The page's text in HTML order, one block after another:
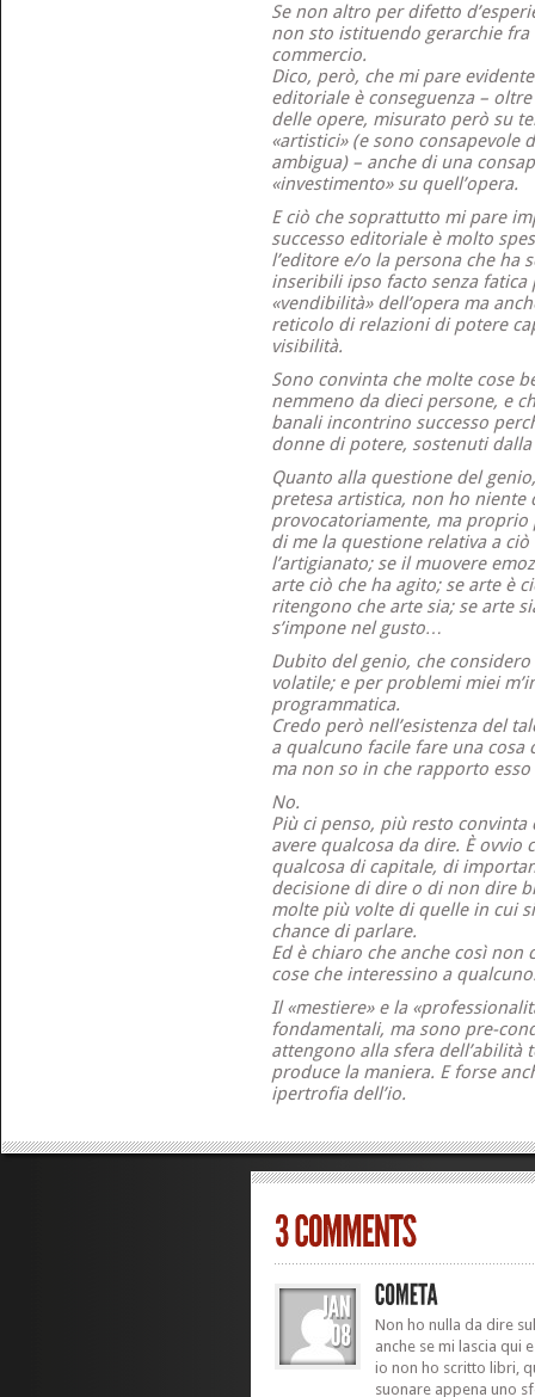
Se non altro per difetto
non sto istituendo gerarchie fra
commercio.
Dico, però, che mi pare
editoriale è conseguenza –
delle opere, misurato però su
«artistici» (e sono consapevole
ambigua) – anche di una
«investimento» su quell’opera.
E ciò che soprattutto mi pare
successo editoriale è molto
l’editore e/o la persona che ha
inseribili ipso facto senza
«vendibilità» dell’opera ma
reticolo di relazioni di potere
visibilità.
Sono convinta che molte cose
nemmeno da dieci persone, e
banali incontrino successo
donne di potere, sostenuti
Quanto alla questione del
pretesa artistica, non ho niente
provocatoriamente, ma
di me la questione relativa a ciò
l’artigianato; se il muovere
arte ciò che ha agito; se arte è
ritengono che arte sia; se arte
s’impone nel gusto…
Dubito del genio, che
volatile; e per problemi miei
programmatica.
Credo però nell’esistenza del
a qualcuno facile fare una
ma non so in che rapporto esso
No.
Più ci penso, più resto convinta
avere qualcosa da dire. È ovvio
qualcosa di capitale, di
decisione di dire o di non dire
molte più volte di quelle in cui
chance di parlare.
Ed è chiaro che anche così non
cose che interessino a
Il «mestiere» e la
fondamentali, ma sono pre-
attengono alla sfera dell’abilità
produce la maniera. E forse
ipertrofia dell’io.
Non ho nulla da dire
anche se mi lascia qui
io non ho scritto libri,
suonare appena uno